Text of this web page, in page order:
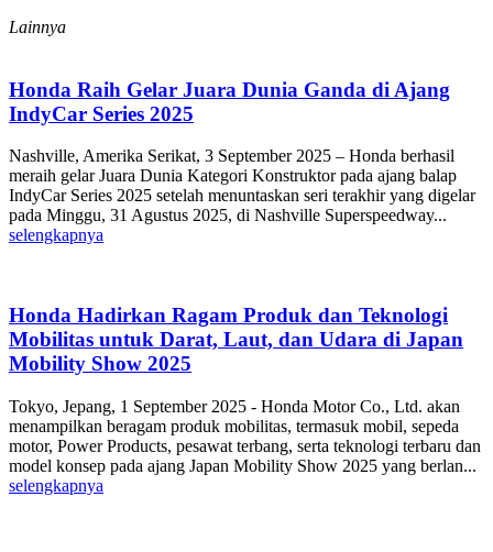
Lainnya
Honda Raih Gelar Juara Dunia Ganda di Ajang
IndyCar Series 2025
Nashville, Amerika Serikat, 3 September 2025 – Honda berhasil
meraih gelar Juara Dunia Kategori Konstruktor pada ajang balap
IndyCar Series 2025 setelah menuntaskan seri terakhir yang digelar
pada Minggu, 31 Agustus 2025, di Nashville Superspeedway...
selengkapnya
Honda Hadirkan Ragam Produk dan Teknologi
Mobilitas untuk Darat, Laut, dan Udara di Japan
Mobility Show 2025
Tokyo, Jepang, 1 September 2025 - Honda Motor Co., Ltd. akan
menampilkan beragam produk mobilitas, termasuk mobil, sepeda
motor, Power Products, pesawat terbang, serta teknologi terbaru dan
model konsep pada ajang Japan Mobility Show 2025 yang berlan...
selengkapnya